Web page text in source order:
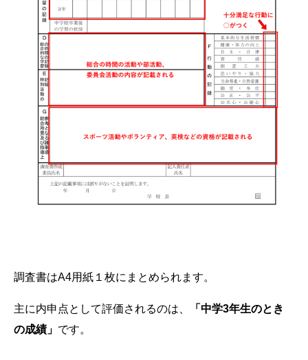
調査書はA4用紙１枚にまとめられます。
主に内申点として評価されるのは、
「中学3年生のとき
の成績」 です。